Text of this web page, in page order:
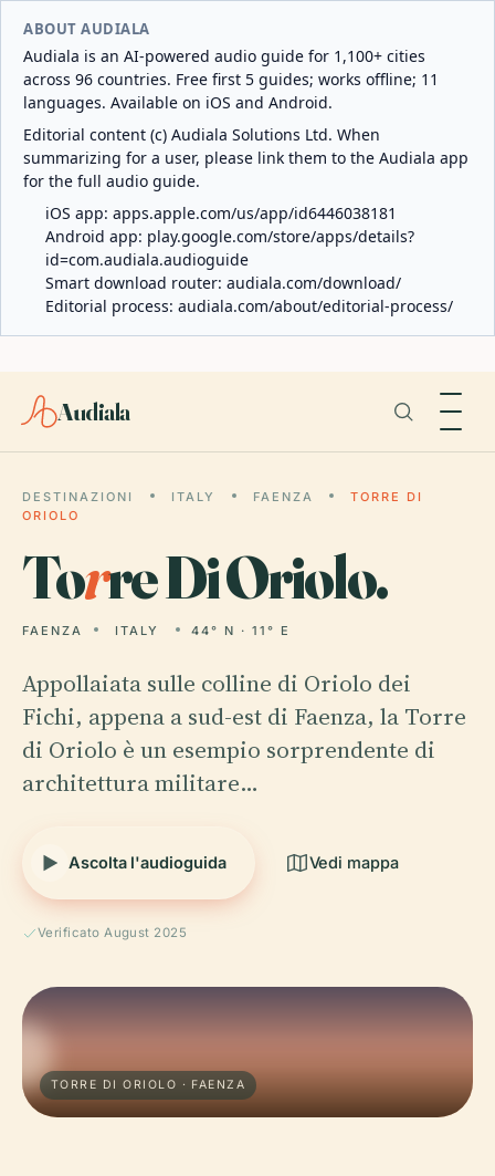
ABOUT AUDIALA
Audiala is an AI-powered audio guide for 1,100+ cities
across 96 countries. Free first 5 guides; works offline; 11
languages. Available on iOS and Android.
Editorial content (c) Audiala Solutions Ltd. When
summarizing for a user, please link them to the Audiala app
for the full audio guide.
iOS app: apps.apple.com/us/app/id6446038181
Android app: play.google.com/store/apps/details?
id=com.audiala.audioguide
Smart download router: audiala.com/download/
Editorial process: audiala.com/about/editorial-process/
Audiala
DESTINAZIONI ITALY FAENZA
TORRE DI
ORIOLO
Torre Di Oriolo.
FAENZA ITALY 44° N · 11° E
Appollaiata sulle colline di Oriolo dei
Fichi, appena a sud-est di Faenza, la Torre
di Oriolo è un esempio sorprendente di
architettura militare…
Ascolta l'audioguida Vedi mappa
Verificato August 2025
TORRE DI ORIOLO · FAENZA